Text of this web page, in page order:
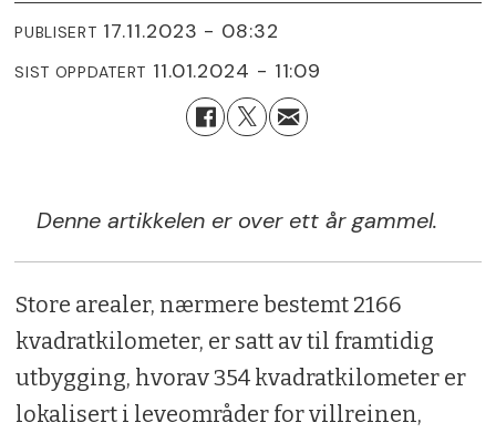
PUBLISERT 17.11.2023 - 08:32
SIST OPPDATERT 11.01.2024 - 11:09
Denne artikkelen er over ett år gammel.
Store arealer, nærmere bestemt 2166
kvadratkilometer, er satt av til framtidig
utbygging, hvorav 354 kvadratkilometer er
lokalisert i leveområder for villreinen,